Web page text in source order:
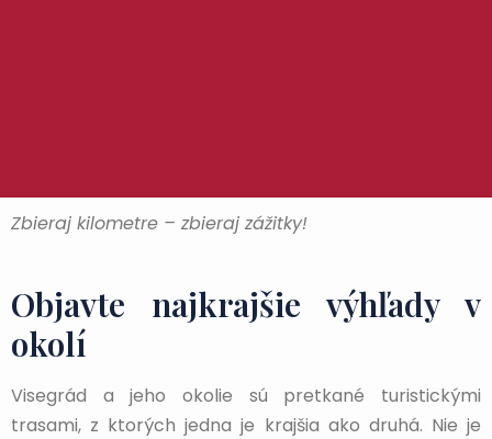
Zbieraj kilometre – zbieraj zážitky!
Objavte najkrajšie výhľady v
okolí
Visegrád a jeho okolie sú pretkané turistickými
trasami, z ktorých jedna je krajšia ako druhá. Nie je